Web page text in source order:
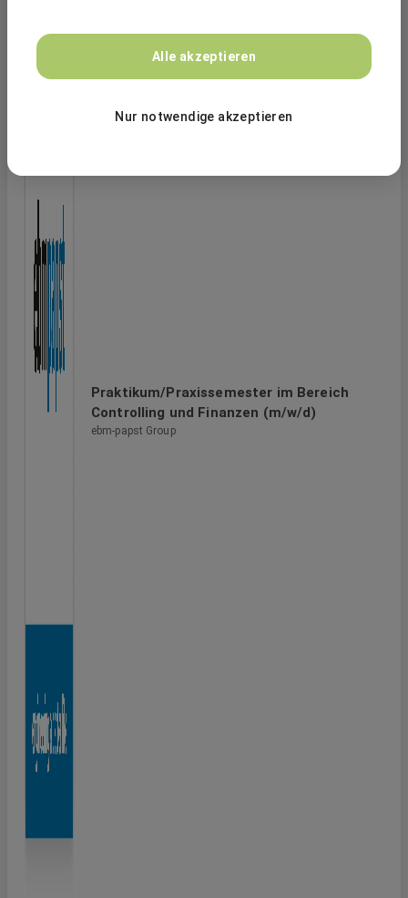
Praktikum/Praxissemester im Bereich
Controlling und Finanzen (m/w/d)
ebm-papst Group
Alle akzeptieren
Nur notwendige akzeptieren